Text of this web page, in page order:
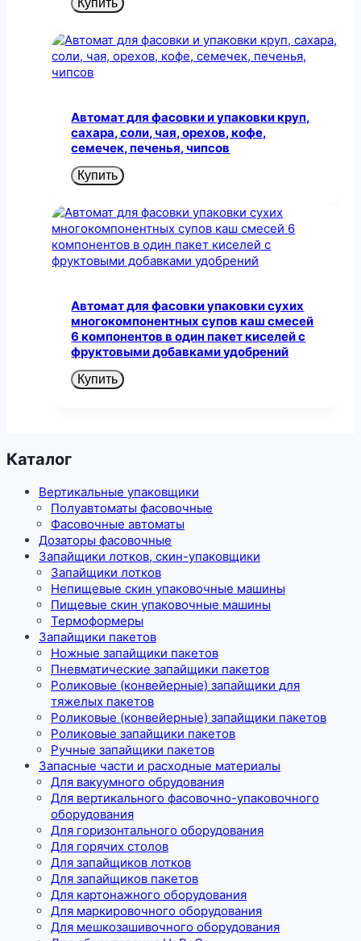
Купить
Автомат для фасовки и упаковки круп,
сахара, соли, чая, орехов, кофе,
семечек, печенья, чипсов
Купить
Автомат для фасовки упаковки сухих
многокомпонентных супов каш смесей
6 компонентов в один пакет киселей с
фруктовыми добавками удобрений
Купить
Каталог
Вертикальные упаковщики
Полуавтоматы фасовочные
Фасовочные автоматы
Дозаторы фасовочные
Запайщики лотков, скин-упаковщики
Запайщики лотков
Непищевые скин упаковочные машины
Пищевые скин упаковочные машины
Термоформеры
Запайщики пакетов
Ножные запайщики пакетов
Пневматические запайщики пакетов
Роликовые (конвейерные) запайщики для
тяжелых пакетов
Роликовые (конвейерные) запайщики пакетов
Роликовые запайщики пакетов
Ручные запайщики пакетов
Запасные части и расходные материалы
Для вакуумного обрудования
Для вертикального фасовочно-упаковочного
оборудования
Для горизонтального оборудования
Для горячих столов
Для запайщиков лотков
Для запайщиков пакетов
Для картонажного оборудования
Для маркировочного оборудования
Для мешкозашивочного оборудования